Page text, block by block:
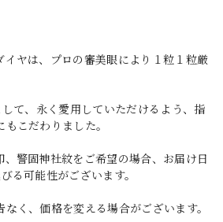
イヤは、プロの審美眼により１粒１粒厳
て、永く愛用していただけるよう、指
こだわりました。
、警固神社紋をご希望の場合、お届け日
る可能性がございます。
く、価格を変える場合がございます。